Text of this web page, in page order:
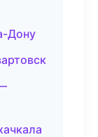
Дону